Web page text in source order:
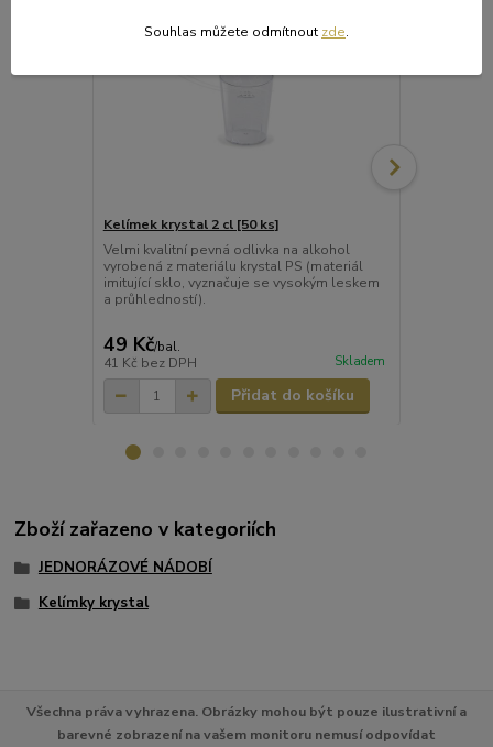
Kelímek krystal 2 cl [50 ks]
Velmi kvalitní pevná odlivka na alkohol
vyrobená z materiálu krystal PS (materiál
imitující sklo, vyznačuje se vysokým leskem
a průhledností).
49 Kč/bal.
41 Kč bez DPH Skladem
Přidat do košíku
Zboží zařazeno v kategoriích
JEDNORÁZOVÉ NÁDOBÍ
Kelímky krystal
Všechna práva vyhrazena. Obrázky mohou být pouze ilustrativní a
barevné zobrazení na vašem monitoru nemusí odpovídat
Souhlas můžete odmítnout zde.